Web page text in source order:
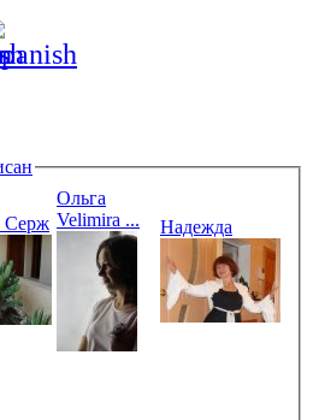
Серж
Ольга
Velimira ...
Надежда